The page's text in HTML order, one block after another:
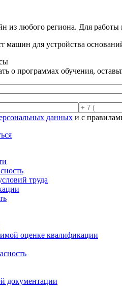
из любого региона. Для
машин для устройства
о программах обучения,
данных и с
труда
оценке квалификации
документации